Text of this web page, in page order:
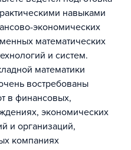
навыками
экономических
математических
и систем.
математики
востребованы
в финансовых,
экономических
и организаций,
компаниях